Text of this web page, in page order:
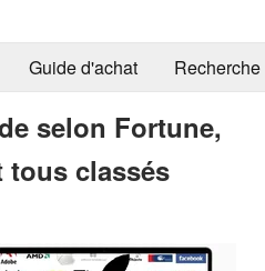
Guide d'achat Recherche
selon Fortune,
tous classés